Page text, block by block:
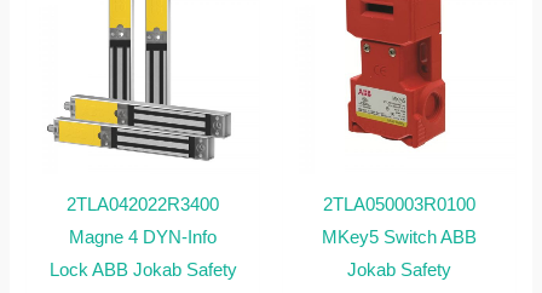
2TLA042022R3400
Magne 4 DYN-Info
Lock ABB Jokab Safety
2TLA050003R0100
MKey5 Switch ABB
Jokab Safety